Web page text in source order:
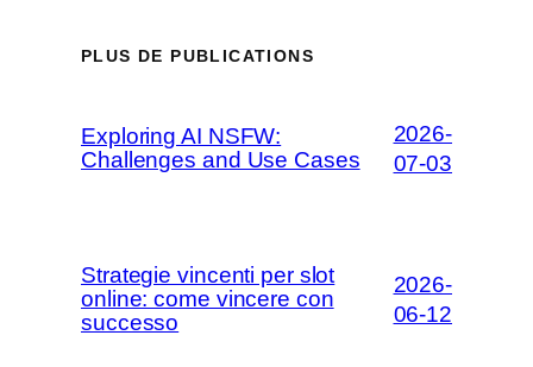
PLUS DE PUBLICATIONS
Exploring AI NSFW:
Challenges and Use Cases
2026-
07-03
Strategie vincenti per slot
online: come vincere con
successo
2026-
06-12